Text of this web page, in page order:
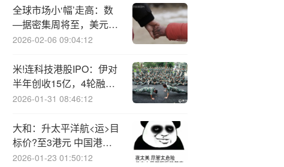
全球市场小‘幅’走高：数
—据密集周将至，美元持
稳、美债收益率回落，油
2026-02-06 09:04:12
米!连科技港股IPO：伊对
半年创收15亿，4轮融资
吸小米等资本，2564条投
虎
2026-01-31 08:46:12
大和：升太平洋航<运>目
标价?至3港元 中国港口
附加费或推升干散货运价
2026-01-23 01:50:12